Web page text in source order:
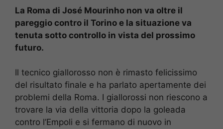
La Roma di José Mourinho non va oltre il
pareggio contro il Torino e la situazione va
tenuta sotto controllo in vista del prossimo
futuro.
Il tecnico giallorosso non è rimasto felicissimo
del risultato finale e ha parlato apertamente dei
problemi della Roma. I giallorossi non riescono a
trovare la via della vittoria dopo la goleada
contro l’Empoli e si fermano di nuovo in